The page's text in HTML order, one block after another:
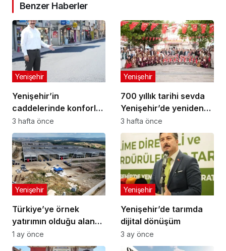
Benzer Haberler
Yenişehir’in
caddelerinde konforlu
yolculuk
Yenişehir
3 hafta önce
700 yıllık tarihi sevda
Yenişehir’de yeniden
hayat buldu
Yenişehir
3 hafta önce
Türkiye’ye örnek
yatırımın olduğu alana
jandarma karakolu
yapılıyor
Yenişehir
1 ay önce
Yenişehir’de tarımda
dijital dönüşüm
Yenişehir
3 ay önce